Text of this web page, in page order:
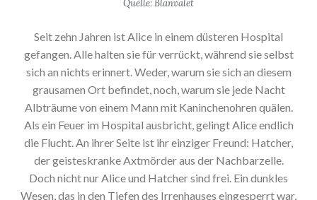
Quelle: Blanvalet
Seit zehn Jahren ist Alice in einem düsteren Hospital
gefangen. Alle halten sie für verrückt, während sie selbst
sich an nichts erinnert. Weder, warum sie sich an diesem
grausamen Ort befindet, noch, warum sie jede Nacht
Albträume von einem Mann mit Kaninchenohren quälen.
Als ein Feuer im Hospital ausbricht, gelingt Alice endlich
die Flucht. An ihrer Seite ist ihr einziger Freund: Hatcher,
der geisteskranke Axtmörder aus der Nachbarzelle.
Doch nicht nur Alice und Hatcher sind frei. Ein dunkles
Wesen, das in den Tiefen des Irrenhauses eingesperrt war,